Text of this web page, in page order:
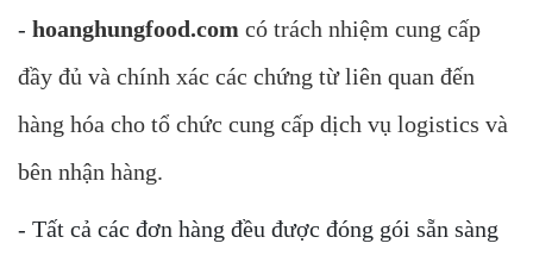
- hoanghungfood.com có trách nhiệm cung cấp
đầy đủ và chính xác các chứng từ liên quan đến
hàng hóa cho tổ chức cung cấp dịch vụ logistics và
bên nhận hàng.
- Tất cả các đơn hàng đều được đóng gói sẵn sàng